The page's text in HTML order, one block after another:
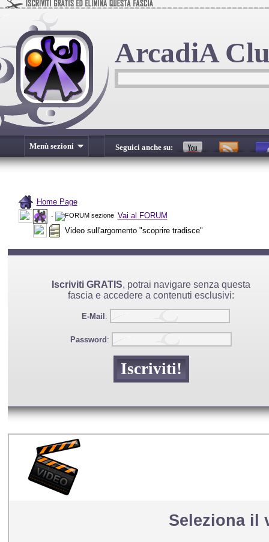
ArcadiA
Menù sezioni Seguici anche su:
Home Page
-
Vai al FORUM
Video sull'argomento "scoprire tradisce"
Iscriviti GRATIS, potrai navigare senza questa
fascia e accedere a contenuti esclusivi:
E-Mail :
Password :
Seleziona il